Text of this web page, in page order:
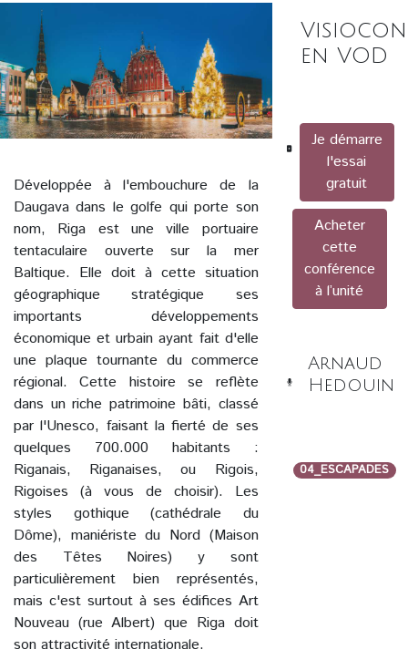
Développée à l'embouchure de la
Daugava dans le golfe qui porte son
nom, Riga est une ville portuaire
tentaculaire ouverte sur la mer
Baltique. Elle doit à cette situation
géographique stratégique ses
importants développements
économique et urbain ayant fait d'elle
une plaque tournante du commerce
régional. Cette histoire se reflète
dans un riche patrimoine bâti, classé
par l'Unesco, faisant la fierté de ses
quelques 700.000 habitants :
Riganais, Riganaises, ou Rigois,
Rigoises (à vous de choisir). Les
styles gothique (cathédrale du
Dôme), maniériste du Nord (Maison
des Têtes Noires) y sont
particulièrement bien représentés,
mais c'est surtout à ses édifices Art
Nouveau (rue Albert) que Riga doit
son attractivité internationale.
en VOD
Je démarre
l'essai
gratuit
Acheter
cette
conférence
à l’unité
Arnaud
Hedouin
04_ESCAPADES